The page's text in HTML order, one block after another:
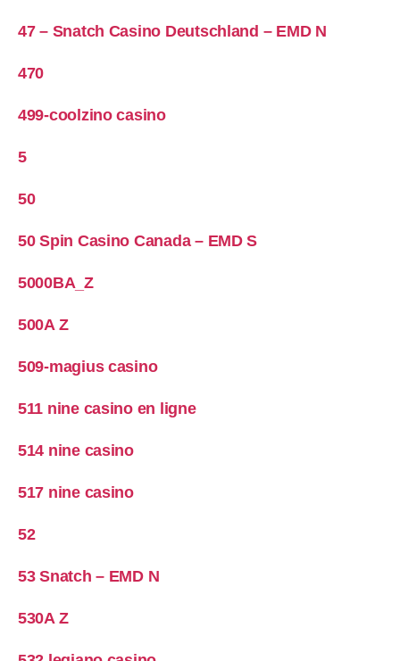
47 – Snatch Casino Deutschland – EMD N
470
499-coolzino casino
5
50
50 Spin Casino Canada – EMD S
5000BA_Z
500A Z
509-magius casino
511 nine casino en ligne
514 nine casino
517 nine casino
52
53 Snatch – EMD N
530A Z